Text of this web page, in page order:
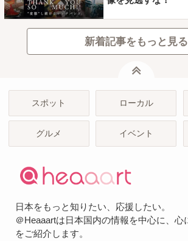
新着記事をもっと見る
スポット ローカル
グルメ イベント
日本をもっと知りたい、応援したい。
＠Heaaartは日本国内の情報を中心に、心
をご紹介します。